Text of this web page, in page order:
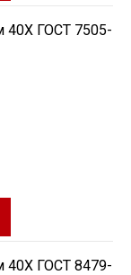
40Х ГОСТ 7505-
40Х ГОСТ 8479-